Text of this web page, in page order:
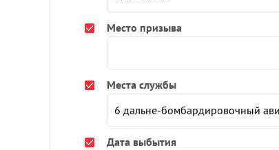
Место призыва
Места службы
Дата выбытия